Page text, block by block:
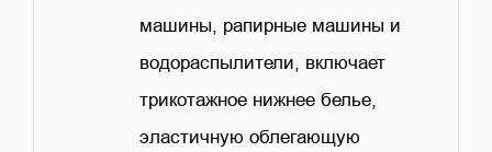
машины, рапирные машины и
водораспылители, включает
трикотажное нижнее белье,
эластичную облегающую